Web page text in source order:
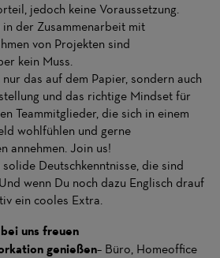
jedoch keine Voraussetzung.
der Zusammenarbeit mit
von Projekten sind
kein Muss.
das auf dem Papier, sondern auch
und das richtige Mindset für
Teammitglieder, die sich in einem
wohlfühlen und gerne
annehmen. Join us!
Deutschkenntnisse, die sind
wenn Du noch dazu Englisch drauf
ein cooles Extra.
uns freuen
genießen– Büro, Homeoffice